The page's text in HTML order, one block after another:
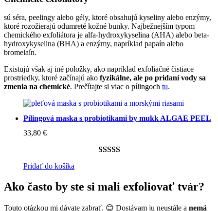
sú séra, peelingy alebo gély, ktoré obsahujú kyseliny alebo enzýmy,
ktoré rozožierajú odumreté kožné bunky. Najbežnejším typom
chemického exfoliátora je alfa-hydroxykyselina (AHA) alebo beta-
hydroxykyselina (BHA) a enzýmy, napríklad papaín alebo
bromelaín.
Existujú však aj iné položky, ako napríklad exfoliačné čistiace
prostriedky, ktoré začínajú ako fyzikálne, ale po pridaní vody sa
zmenia na chemické. Prečítajte si viac o pílingoch tu.
Pílingová maska s probiotikami by mukk ALGAE PEEL
33,80 €
základe
Pridať do košíka
Ako často by ste si mali exfoliovať tvár?
Touto otázkou mi dávate zabrať. 😊 Dostávam ju neustále a nemá